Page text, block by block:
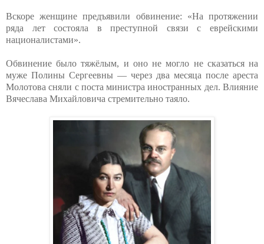
Вскоре женщине предъявили обвинение: «На протяжении
ряда лет состояла в преступной связи с еврейскими
националистами».
Обвинение было тяжёлым, и оно не могло не сказаться на
муже Полины Сергеевны — через два месяца после ареста
Молотова сняли с поста министра иностранных дел. Влияние
Вячеслава Михайловича стремительно таяло.